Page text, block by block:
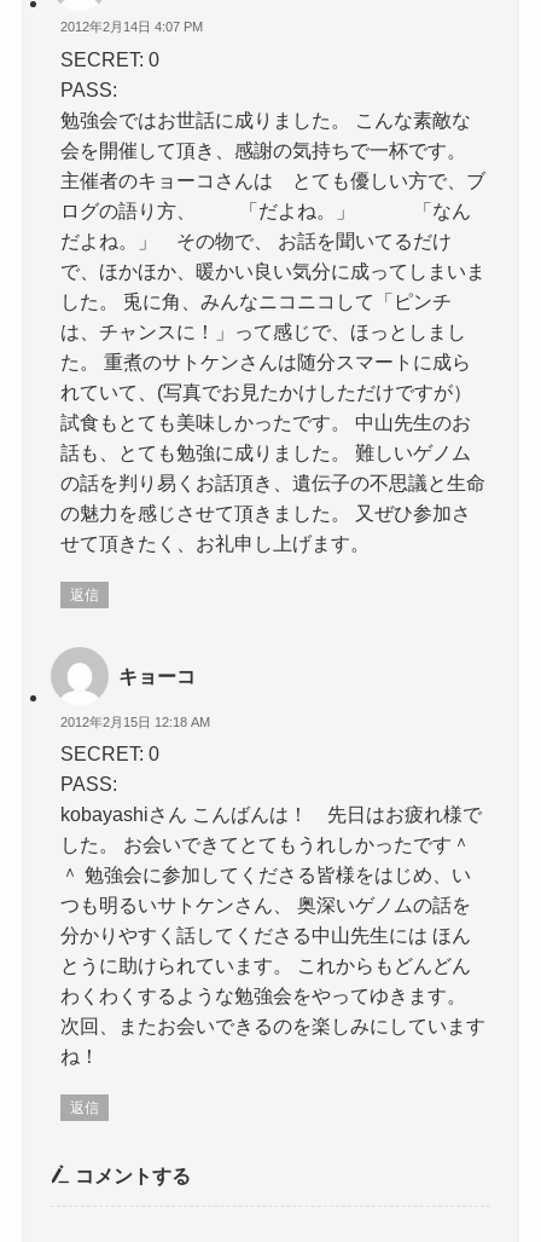
2012年2月14日 4:07 PM
SECRET: 0
PASS:
勉強会ではお世話に成りました。 こんな素敵な
会を開催して頂き、感謝の気持ちで一杯です。
主催者のキョーコさんは とても優しい方で、ブ
ログの語り方、 「だよね。」 「なん
だよね。」 その物で、 お話を聞いてるだけ
で、ほかほか、暖かい良い気分に成ってしまいま
した。 兎に角、みんなニコニコして「ピンチ
は、チャンスに！」って感じで、ほっとしまし
た。 重煮のサトケンさんは随分スマートに成ら
れていて、(写真でお見たかけしただけですが）
試食もとても美味しかったです。 中山先生のお
話も、とても勉強に成りました。 難しいゲノム
の話を判り易くお話頂き、遺伝子の不思議と生命
の魅力を感じさせて頂きました。 又ぜひ参加さ
せて頂きたく、お礼申し上げます。
返信
キョーコ
2012年2月15日 12:18 AM
SECRET: 0
PASS:
kobayashiさん こんばんは！ 先日はお疲れ様で
した。 お会いできてとてもうれしかったです＾
＾ 勉強会に参加してくださる皆様をはじめ、い
つも明るいサトケンさん、 奥深いゲノムの話を
分かりやすく話してくださる中山先生には ほん
とうに助けられています。 これからもどんどん
わくわくするような勉強会をやってゆきます。
次回、またお会いできるのを楽しみにしています
ね！
返信
コメントする